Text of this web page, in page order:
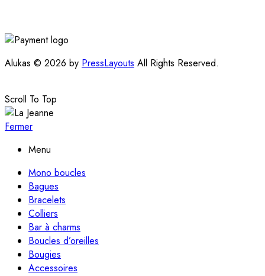
Alukas © 2026 by PressLayouts All Rights Reserved.
Scroll To Top
Fermer
Menu
Mono boucles
Bagues
Bracelets
Colliers
Bar à charms
Boucles d’oreilles
Bougies
Accessoires